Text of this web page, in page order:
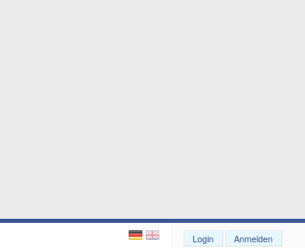
Login Anmelden